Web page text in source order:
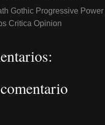
Gothic Progressive
Critica Opinion